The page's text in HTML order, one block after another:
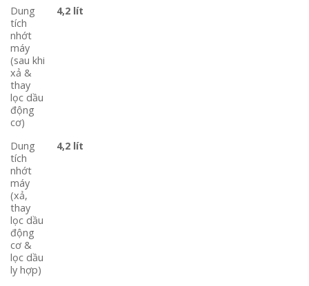
Dung
tích
nhớt
máy
(sau khi
xả &
thay
lọc dầu
động
cơ)
4,2 lít
Dung
tích
nhớt
máy
(xả,
thay
lọc dầu
động
cơ &
lọc dầu
ly hợp)
4,2 lít